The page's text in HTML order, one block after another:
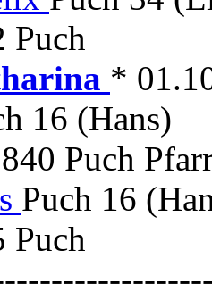
Puch
*
16 (Hans)
Puch
Puch 16
Puch